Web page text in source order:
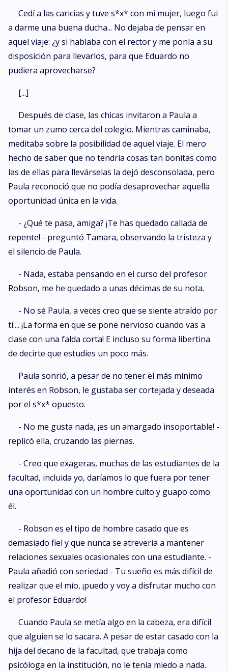
Cedí a las caricias y tuve s*x* con mi mujer, luego fui
a darme una buena ducha... No dejaba de pensar en
aquel viaje: ¿y si hablaba con el rector y me ponía a su
disposición para llevarlos, para que Eduardo no
pudiera aprovecharse?
[...]
Después de clase, las chicas invitaron a Paula a
tomar un zumo cerca del colegio. Mientras caminaba,
meditaba sobre la posibilidad de aquel viaje. El mero
hecho de saber que no tendría cosas tan bonitas como
las de ellas para llevárselas la dejó desconsolada, pero
Paula reconoció que no podía desaprovechar aquella
oportunidad única en la vida.
- ¿Qué te pasa, amiga? ¡Te has quedado callada de
repente! - preguntó Tamara, observando la tristeza y
el silencio de Paula.
- Nada, estaba pensando en el curso del profesor
Robson, me he quedado a unas décimas de su nota.
- No sé Paula, a veces creo que se siente atraído por
ti.... ¡La forma en que se pone nervioso cuando vas a
clase con una falda corta! E incluso su forma libertina
de decirte que estudies un poco más.
Paula sonrió, a pesar de no tener el más mínimo
interés en Robson, le gustaba ser cortejada y deseada
por el s*x* opuesto.
- No me gusta nada, ¡es un amargado insoportable! -
replicó ella, cruzando las piernas.
- Creo que exageras, muchas de las estudiantes de la
facultad, incluida yo, daríamos lo que fuera por tener
una oportunidad con un hombre culto y guapo como
él.
- Robson es el tipo de hombre casado que es
demasiado fiel y que nunca se atrevería a mantener
relaciones sexuales ocasionales con una estudiante. -
Paula añadió con seriedad - Tu sueño es más difícil de
realizar que el mío, ¡puedo y voy a disfrutar mucho con
el profesor Eduardo!
Cuando Paula se metía algo en la cabeza, era difícil
que alguien se lo sacara. A pesar de estar casado con la
hija del decano de la facultad, que trabaja como
psicóloga en la institución, no le tenía miedo a nada.